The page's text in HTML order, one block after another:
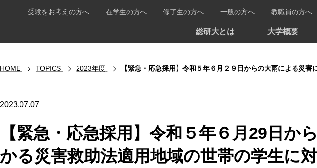
総研大とは 大学概要
受験をお考えの方へ 在学生の方へ 修了生の方へ 一般の方へ 教職員の方へ
HOME TOPICS 2023年度 【緊急・応急採用】令和５年６月２９日からの大雨による災害にかかる災害救
2023.07.07
【緊急・応急採用】令和５年６月29日か
かる災害救助法適用地域の世帯の学生に